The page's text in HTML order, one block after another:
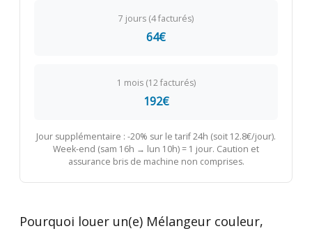
7 jours (4 facturés)
64€
1 mois (12 facturés)
192€
Jour supplémentaire : -20% sur le tarif 24h (soit 12.8€/jour).
Week-end (sam 16h → lun 10h) = 1 jour. Caution et
assurance bris de machine non comprises.
Pourquoi louer un(e) Mélangeur couleur,